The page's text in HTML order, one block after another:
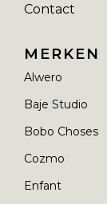
Contact
MERKEN
Alwero
Baje Studio
Bobo Choses
Cozmo
Enfant